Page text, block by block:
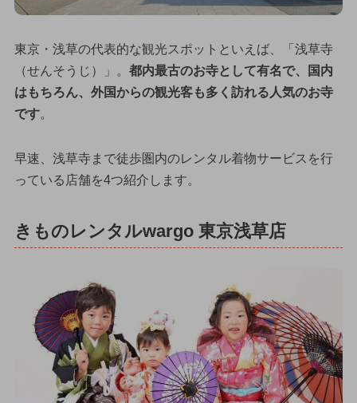
東京・浅草の代表的な観光スポットといえば、「浅草寺
（せんそうじ）」。 都内最古のお寺として有名で、国内
はもちろん、外国からの観光客も多く訪れる人気のお寺
です。
早速、浅草寺まで徒歩圏内のレンタル着物サービスを行
っている店舗を4つ紹介します。
きものレンタルwargo 東京浅草店